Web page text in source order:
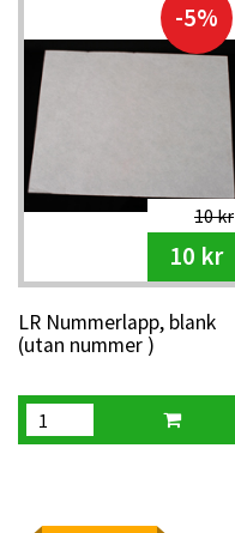
-5%
10 kr
10 kr
LR Nummerlapp, blank
(utan nummer )